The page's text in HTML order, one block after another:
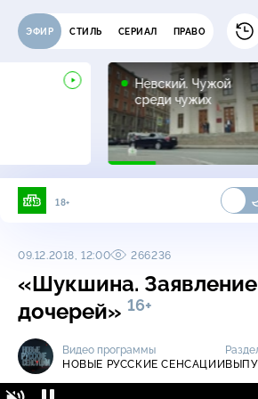
ЭФИР СТИЛЬ СЕРИАЛ ПРАВО
Невский. Чужой
среди чужих
18+
09.12.2018, 12:00 266236
«Шукшина.
дочерей» 16+
Видео программы
НОВЫЕ РУССКИЕ СЕНСАЦИИ